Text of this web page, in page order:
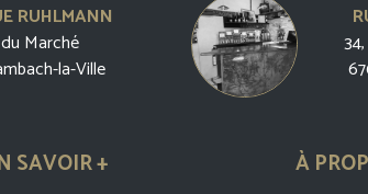
RUHLMANN
Marché
la-Ville
SAVOIR + À